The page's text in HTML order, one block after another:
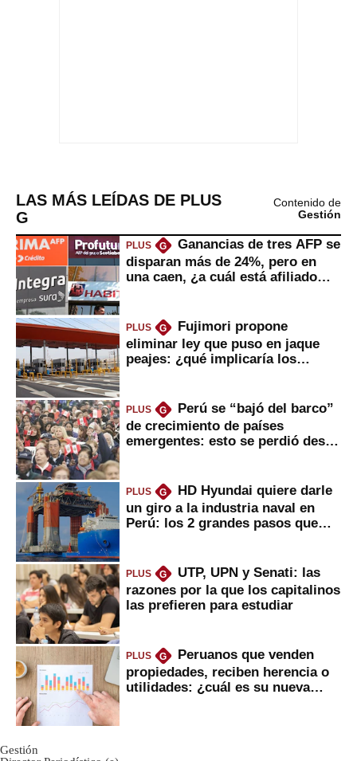
LAS MÁS LEÍDAS DE PLUS
G
Contenido de
Gestión
PLUS G
Ganancias de tres AFP se
disparan más de 24%, pero en
una caen, ¿a cuál está afiliado
PLUS G
Fujimori propone
eliminar ley que puso en jaque
peajes: ¿qué implicaría los
PLUS G
Perú se “bajó del barco”
de crecimiento de países
emergentes: esto se perdió desde
PLUS G
HD Hyundai quiere darle
un giro a la industria naval en
Perú: los 2 grandes pasos que
PLUS G
UTP, UPN y Senati: las
razones por la que los capitalinos
las prefieren para estudiar
PLUS G
Peruanos que venden
propiedades, reciben herencia o
utilidades: ¿cuál es su nueva
Gestión